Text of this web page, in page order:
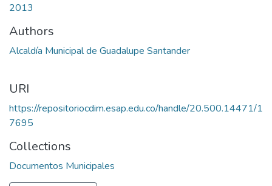
2013
Authors
Alcaldía Municipal de Guadalupe Santander
URI
https://repositoriocdim.esap.edu.co/handle/20.500.14471/1
7695
Collections
Documentos Municipales